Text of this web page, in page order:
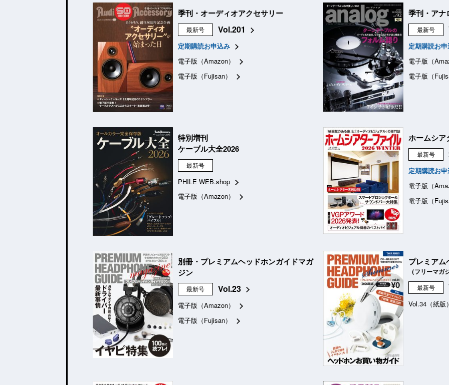
季刊・オーディオアクセサリー
最新号 Vol.201
定期購読お申込み
電子版（Amazon）
電子版（Fujisan）
季刊・アナ
最新号
定期購読お
電子版（
電子版（
特別増刊
ケーブル大全2026
最新号
PHILE WEB.shop
電子版（Amazon）
ホームシア
最新号
定期購読お
電子版（
電子版（
別冊・プレミアムヘッドホンガイドマガ
ジン
最新号 Vol.23
電子版（Amazon）
電子版（Fujisan）
プレミアム
（フリーマガ
最新号
Vol.34（紙版